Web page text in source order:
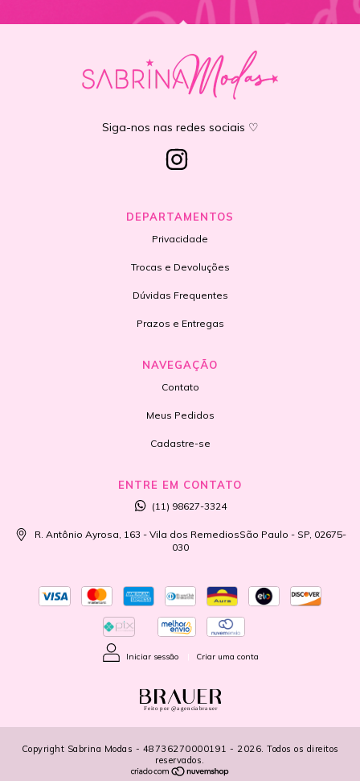
Siga-nos nas redes sociais ♡
DEPARTAMENTOS
Privacidade
Trocas e Devoluções
Dúvidas Frequentes
Prazos e Entregas
NAVEGAÇÃO
Contato
Meus Pedidos
Cadastre-se
ENTRE EM CONTATO
(11) 98627-3324
R. Antônio Ayrosa, 163 - Vila dos RemediosSão Paulo - SP, 02675-
030
Iniciar sessão Criar uma conta
Feito por @agenciabrauer
Copyright Sabrina Modas - 48736270000191 - 2026. Todos os direitos
reservados.